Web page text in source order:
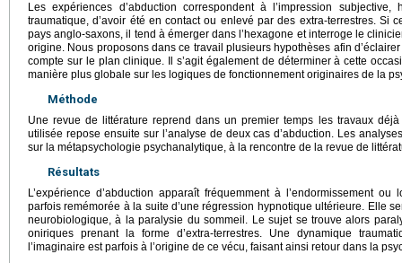
Les expériences d’abduction correspondent à l’impression
traumatique, d’avoir été en contact ou enlevé par des extra-terrestres. Si
pays anglo-saxons, il tend à émerger dans l’hexagone et interroge le
origine. Nous proposons dans ce travail plusieurs hypothèses afin
compte sur le plan clinique. Il s’agit également de déterminer à cette
manière plus globale sur les logiques de fonctionnement originaires de la
Méthode
Une revue de littérature reprend dans un premier temps les travaux
utilisée repose ensuite sur l’analyse de deux cas d’abduction. Les
sur la métapsychologie psychanalytique, à la rencontre de la revue de
Résultats
L’expérience d’abduction apparaît fréquemment à l’endormissement
parfois remémorée à la suite d’une régression hypnotique ultérieure. Elle
neurobiologique, à la paralysie du sommeil. Le sujet se trouve alors
oniriques prenant la forme d’extra-terrestres. Une dynamique
l’imaginaire est parfois à l’origine de ce vécu, faisant ainsi retour dans la